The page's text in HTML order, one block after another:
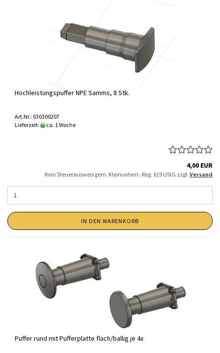
Hochleistungspuffer NPE Samms, 8 Stk.
Art.Nr.: 030300207
Lieferzeit:
ca. 1 Woche
4,00 EUR
Kein Steuerausweis gem. Kleinuntern.-Reg. §19 UStG zzgl. Versand
IN DEN WARENKORB
Puffer rund mit Pufferplatte flach/ballig je 4x